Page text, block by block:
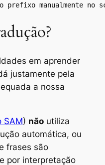
manualmente no
em aprender
justamente pela
a nossa
SAM) nãoutiliza
automática, ou
frases são
por interpretação